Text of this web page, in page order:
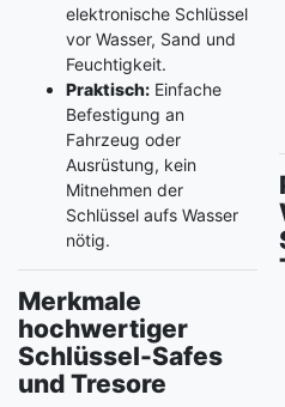
elektronische Schlüssel
vor Wasser, Sand und
Feuchtigkeit.
Praktisch: Einfache
Befestigung an
Fahrzeug oder
Ausrüstung, kein
Mitnehmen der
Schlüssel aufs Wasser
nötig.
Merkmale
hochwertiger
Schlüssel-Safes
und Tresore